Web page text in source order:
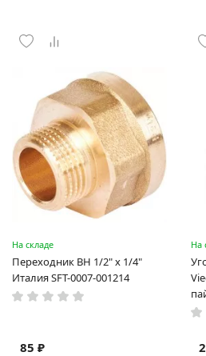
На складе
Переходник ВН 1/2" x 1/4"
Италия SFT-0007-001214
85 ₽
На